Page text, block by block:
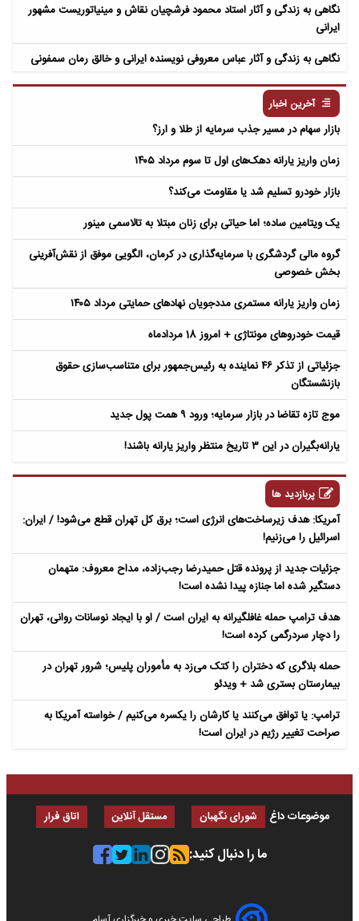
نگاهی به زندگی و آثار استاد محمود فرشچیان نقاش و مینیاتوریست مشهور
ایرانی
نگاهی به زندگی و آثار عباس معروفی نویسنده ایرانی و خالق رمان سمفونی
آخرین اخبار
بازار سهام در مسیر جذب سرمایه از طلا و ارز؟
زمان واریز یارانه دهک‌های اول تا سوم مرداد ۱۴۰۵
بازار خودرو تسلیم شد یا مقاومت می‌کند؟
یک ویتامین ساده؛ اما حیاتی برای زنان مبتلا به تالاسمی مینور
گروه مالی گردشگری با سرمایه‌گذاری در کرمان، الگویی موفق از نقش‌آفرینی
بخش خصوصی
زمان واریز یارانه مستمری مددجویان نهادهای حمایتی مرداد ۱۴۰۵
قیمت خودروهای مونتاژی + امروز 18 مردادماه
جزئیاتی از تذکر ۴۶ نماینده به رئیس‌جمهور برای متناسب‌سازی حقوق
بازنشستگان
موج تازه تقاضا در بازار سرمایه؛ ورود ۹ همت پول جدید
یارانه‌بگیران در این ۳ تاریخ منتظر واریز یارانه باشند!
پربازدید ها
آمریکا: هدف زیرساخت‌های انرژی است؛ برق کل تهران قطع می‌شود! / ایران:
اسرائیل را می‌زنیم!
جزئیات جدید از پرونده قتل حمیدرضا رجب‌زاده، مداح معروف: متهمان
دستگیر شده اما جنازه پیدا نشده است!
هدف ترامپ حمله غافلگیرانه به ایران است / او با ایجاد نوسانات روانی، تهران
را دچار سردرگمی کرده است!
حمله بلاگری که دختران را کتک می‌زد به مأموران پلیس؛ شرور تهران در
بیمارستان بستری شد + ویدئو
ترامپ: یا توافق می‌کنند یا کارشان را یکسره می‌کنیم / خواسته آمریکا به
صراحت تغییر رژیم در ایران است!
موضوعات داغ شورای نگهبان مستقل آنلاین اتاق فرار
ما را دنبال کنید: